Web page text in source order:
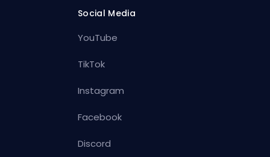
Social Media
YouTube
TikTok
Instagram
Facebook
Discord